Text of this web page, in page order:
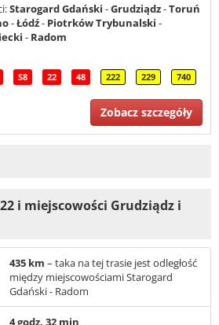
Starogard Gdański -Grudziądz-Toruń
-Łódź- Piotrków Trybunalski -
- Radom
S8 22 48 222 229 740
Zobacz szczegóły
i miejscowości Grudziądz i
435 km – taka na tej trasie jest odległość
między miejscowościami Starogard
Gdański - Radom
4 godz. 32 min